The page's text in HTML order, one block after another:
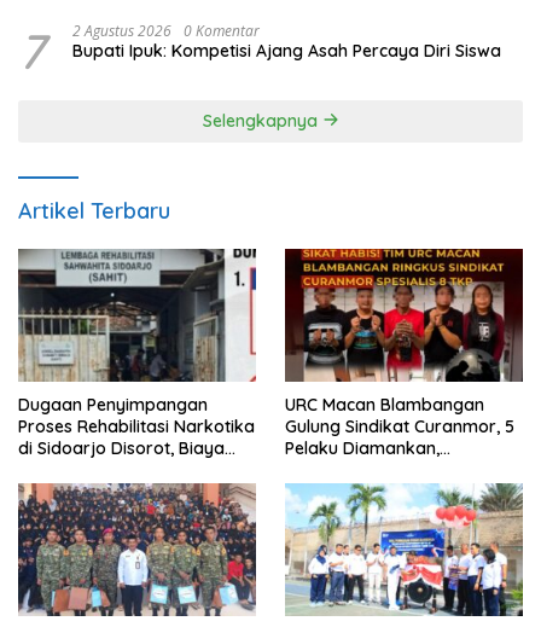
7 2 Agustus 2026 0 Komentar
Bupati Ipuk: Kompetisi Ajang Asah Percaya Diri Siswa
Selengkapnya
Artikel Terbaru
Dugaan Penyimpangan
Proses Rehabilitasi Narkotika
di Sidoarjo Disorot, Biaya
Rekening Pribadi
URC Macan Blambangan
Gulung Sindikat Curanmor, 5
Pelaku Diamankan,
Banyuwangi